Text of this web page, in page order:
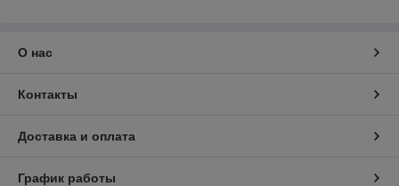
О нас
Контакты
Доставка и оплата
График работы